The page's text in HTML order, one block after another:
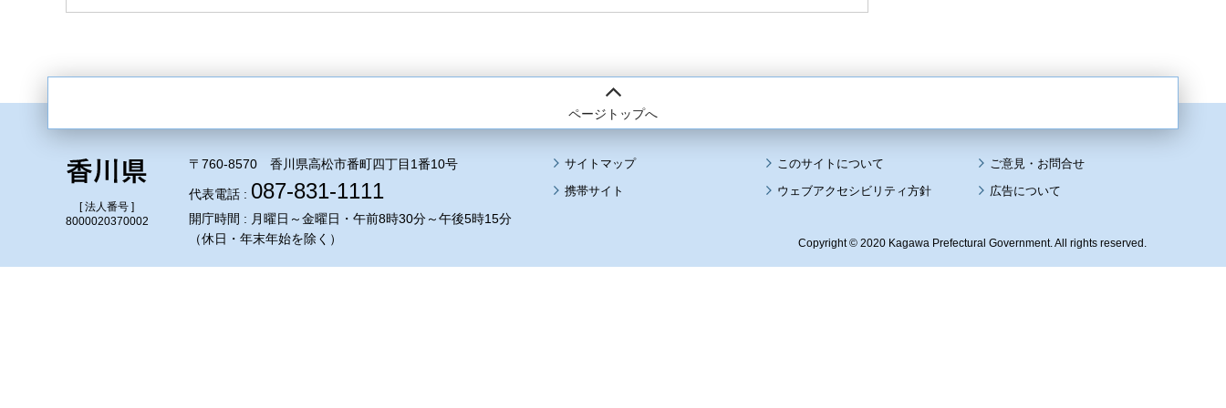
ページトップへ
[ 法人番号 ]
8000020370002
〒760-8570 香川県高松市番町四丁目1番10号
代表電話 : 087-831-1111
開庁時間 : 月曜日～金曜日・午前8時30分～午後5時15分
（休日・年末年始を除く）
サイトマップ
このサイトについて
携帯サイト
ウェブアクセシビリティ方針 広告について
Copyright © 2020 Kagawa Prefectural Government. All rights reserved.